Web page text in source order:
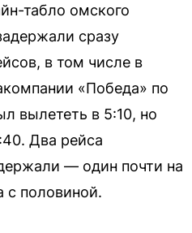
табло омского
сразу
в том числе в
«Победа» по
вылететь в 5:10, но
Два рейса
— один почти на
с половиной.